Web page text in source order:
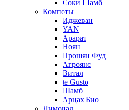
Соки Шамб
Компоты
Иджеван
YAN
Арарат
Ноян
Прошян Фуд
Агроянс
Витал
te Gusto
Шамб
Арцах Био
Лимонад